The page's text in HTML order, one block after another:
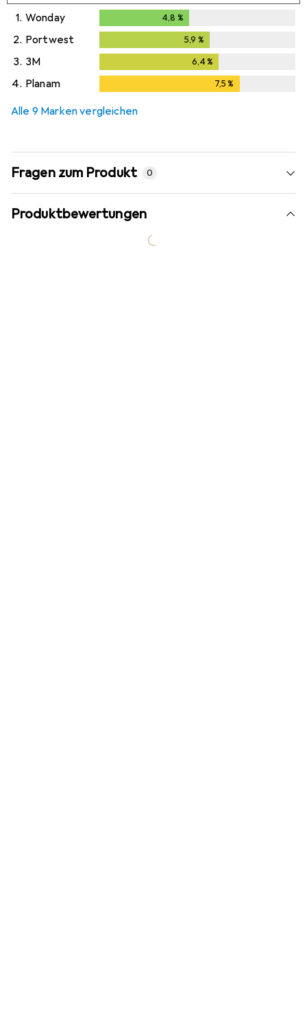
1. Wonday 4,8 %
2. Portwest 5,9 %
3. 3M 6,4 %
4. Planam 7,5%
Alle 9 Marken vergleichen
Fragen zum Produkt 0
Produktbewertungen